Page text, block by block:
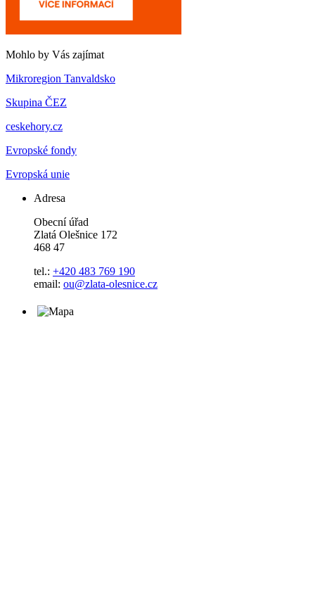
Mohlo by Vás zajímat
Mikroregion Tanvaldsko
Skupina ČEZ
ceskehory.cz
Evropské fondy
Evropská unie
Adresa
Obecní úřad
Zlatá Olešnice 172
468 47
tel.: +420 483 769 190
email: ou@zlata-olesnice.cz